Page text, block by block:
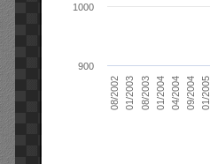
08/2002 01/2003 08/2003 01/2004 04/2004 09/2004 01/2005
900
1000